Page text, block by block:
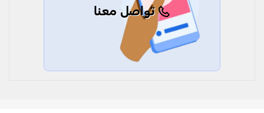
تواصل معنا